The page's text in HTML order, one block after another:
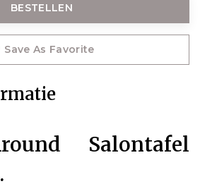
BESTELLEN
Save As Favorite
Salontafel